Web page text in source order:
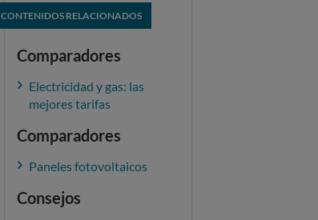
CONTENIDOS RELACIONADOS
Comparadores
Electricidad y gas: las
mejores tarifas
Comparadores
Paneles fotovoltaicos
Consejos